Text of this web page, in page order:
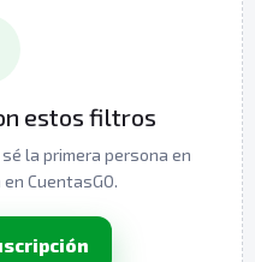
estos filtros
la primera persona en
CuentasGO.